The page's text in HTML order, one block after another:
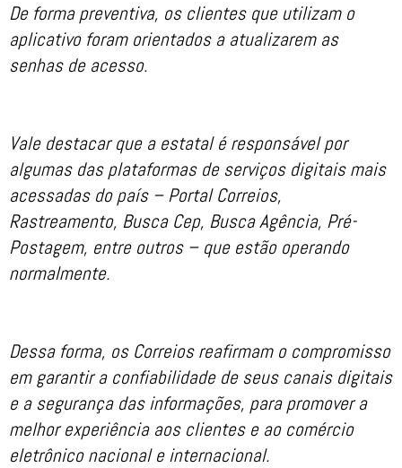
De forma preventiva, os clientes que utilizam o
aplicativo foram orientados a atualizarem as
senhas de acesso.
Vale destacar que a estatal é responsável por
algumas das plataformas de serviços digitais mais
acessadas do país – Portal Correios,
Rastreamento, Busca Cep, Busca Agência, Pré-
Postagem, entre outros – que estão operando
normalmente.
Dessa forma, os Correios reafirmam o compromisso
em garantir a confiabilidade de seus canais digitais
e a segurança das informações, para promover a
melhor experiência aos clientes e ao comércio
eletrônico nacional e internacional.